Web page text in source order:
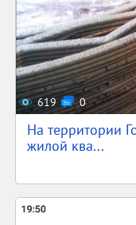
619 0
На территории
жилой ква...